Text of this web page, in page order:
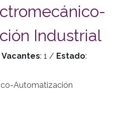
Industrial
Vacantes: 1 / Estado:
Automatización